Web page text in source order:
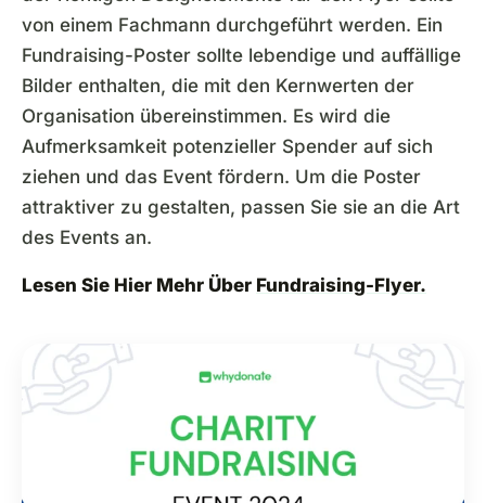
von einem Fachmann durchgeführt werden. Ein
Fundraising-Poster sollte lebendige und auffällige
Bilder enthalten, die mit den Kernwerten der
Organisation übereinstimmen. Es wird die
Aufmerksamkeit potenzieller Spender auf sich
ziehen und das Event fördern. Um die Poster
attraktiver zu gestalten, passen Sie sie an die Art
des Events an.
Lesen Sie Hier Mehr Über Fundraising-Flyer.